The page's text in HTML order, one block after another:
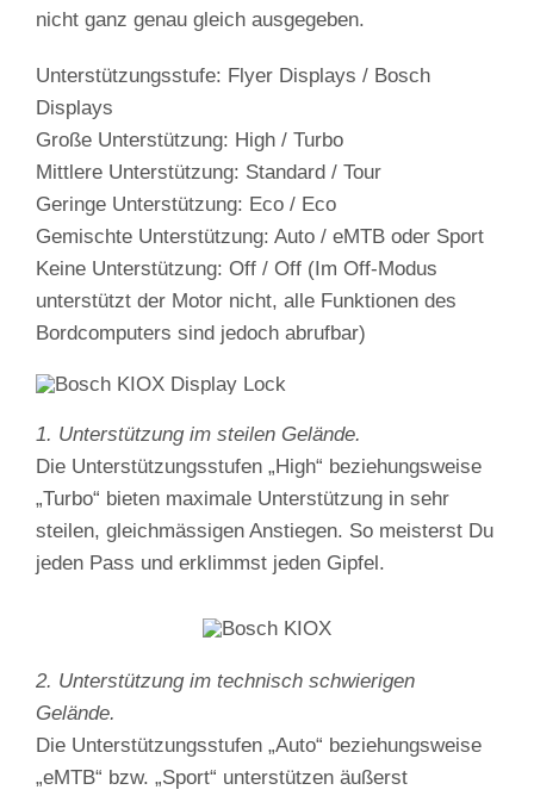
nicht ganz genau gleich ausgegeben.
Unterstützungsstufe: Flyer Displays / Bosch
Displays
Große Unterstützung: High / Turbo
Mittlere Unterstützung: Standard / Tour
Geringe Unterstützung: Eco / Eco
Gemischte Unterstützung: Auto / eMTB oder Sport
Keine Unterstützung: Off / Off (Im Off-Modus
unterstützt der Motor nicht, alle Funktionen des
Bordcomputers sind jedoch abrufbar)
1. Unterstützung im steilen Gelände.
Die Unterstützungsstufen „High“ beziehungsweise
„Turbo“ bieten maximale Unterstützung in sehr
steilen, gleichmässigen Anstiegen. So meisterst Du
jeden Pass und erklimmst jeden Gipfel.
2. Unterstützung im technisch schwierigen
Gelände.
Die Unterstützungsstufen „Auto“ beziehungsweise
„eMTB“ bzw. „Sport“ unterstützen äußerst